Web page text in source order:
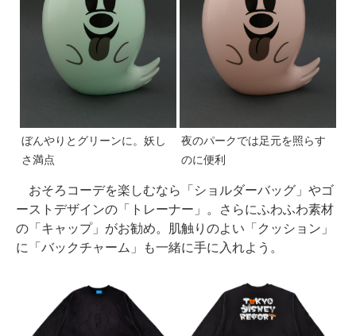
ぼんやりとグリーンに。妖し
さ満点
夜のパークでは足元を照らす
のに便利
おそろコーデを楽しむなら「ショルダーバッグ」やゴ
ーストデザインの「トレーナー」。さらにふわふわ素材
の「キャップ」がお勧め。肌触りのよい「クッション」
に「バックチャーム」も一緒に手に入れよう。